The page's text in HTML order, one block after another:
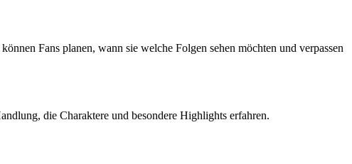
Fans planen, wann sie welche Folgen sehen möchten und verpassen
die Charaktere und besondere Highlights erfahren.